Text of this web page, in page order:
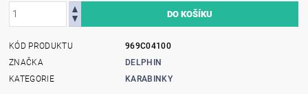
KÓD PRODUKTU
969C04100
ZNAČKA
DELPHIN
KATEGORIE
KARABINKY